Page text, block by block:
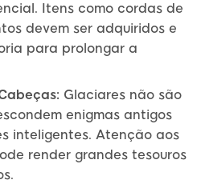
Itens como cordas de
devem ser adquiridos e
para prolongar a
Glaciares não são
enigmas antigos
inteligentes. Atenção aos
render grandes tesouros